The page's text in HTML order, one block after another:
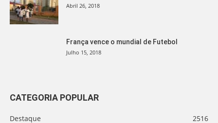
Abril 26, 2018
França vence o mundial de Futebol
Julho 15, 2018
CATEGORIA POPULAR
Destaque
2516